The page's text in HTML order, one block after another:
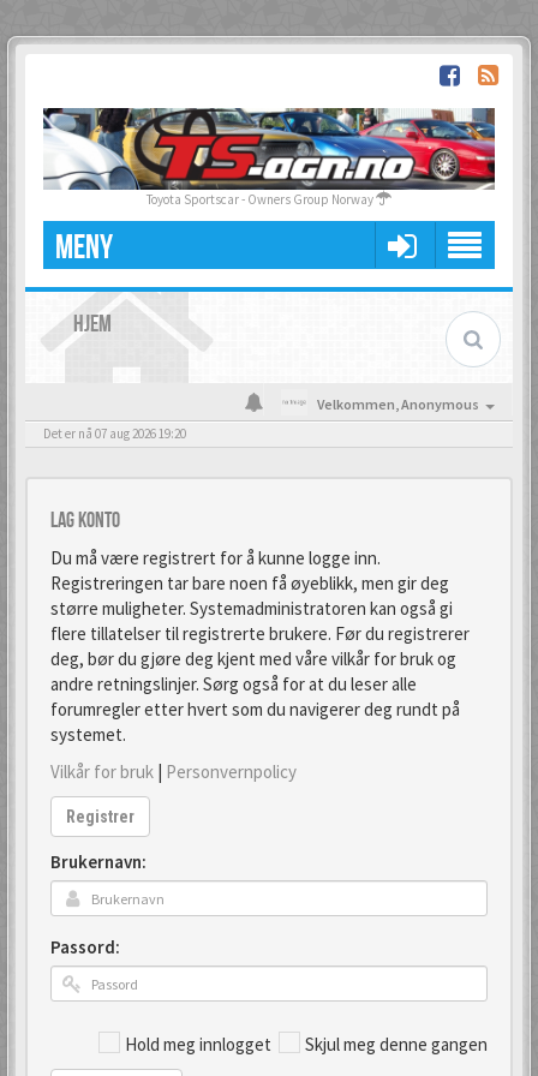
Toyota Sportscar - Owners Group Norway
MENY
HJEM
Velkommen,Anonymous
Det er nå 07 aug 2026 19:20
Lag konto
Du må være registrert for å kunne logge inn.
Registreringen tar bare noen få øyeblikk, men gir deg
større muligheter. Systemadministratoren kan også gi
flere tillatelser til registrerte brukere. Før du registrerer
deg, bør du gjøre deg kjent med våre vilkår for bruk og
andre retningslinjer. Sørg også for at du leser alle
forumregler etter hvert som du navigerer deg rundt på
systemet.
Vilkår for bruk | Personvernpolicy
Registrer
Brukernavn:
Passord:
Hold meg innlogget Skjul meg denne gangen